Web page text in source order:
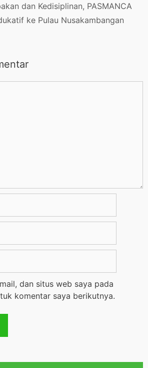
dan Kedisiplinan, PASMANCA
ke Pulau Nusakambangan
dan situs web saya pada
komentar saya berikutnya.